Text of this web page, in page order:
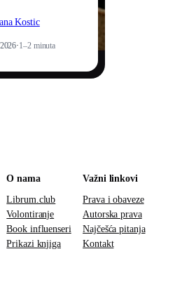
Kostic
·1–2 minuta
O nama
Librum.club
Volontiranje
Book influenseri
Prikazi knjiga
Važni linkovi
Prava i obaveze
Autorska prava
Najčešća pitanja
Kontakt